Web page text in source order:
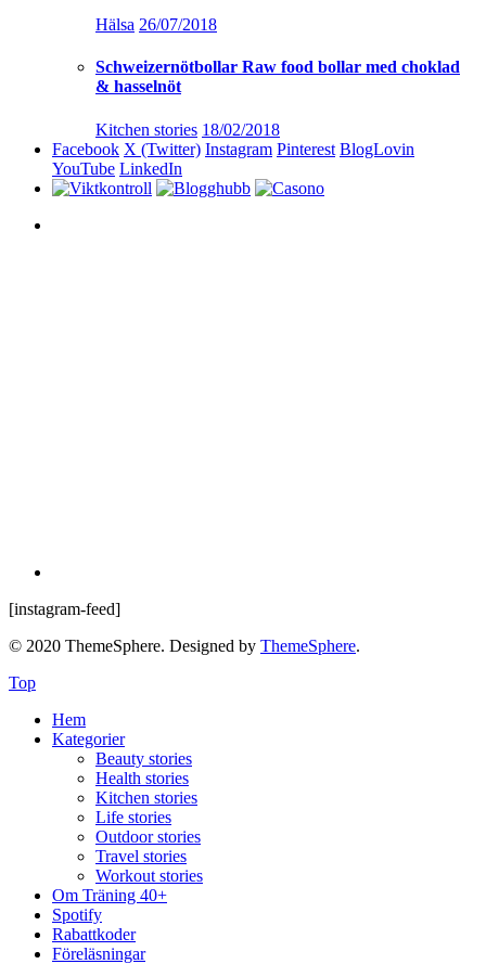
Hälsa 26/07/2018
Schweizernötbollar Raw food bollar med choklad
& hasselnöt
Kitchen stories 18/02/2018
Facebook X (Twitter) Instagram Pinterest BlogLovin
YouTube LinkedIn
[instagram-feed]
© 2020 ThemeSphere. Designed by ThemeSphere.
Top
Hem
Kategorier
Beauty stories
Health stories
Kitchen stories
Life stories
Outdoor stories
Travel stories
Workout stories
Om Träning 40+
Spotify
Rabattkoder
Föreläsningar